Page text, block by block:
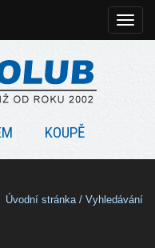
KOUPĚ
Úvodní stránka/ Vyhledávání